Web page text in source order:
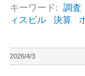
キーワード: 調査
ィスビル
決算
2026/4/3